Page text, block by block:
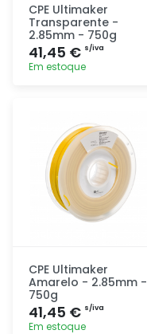
CPE Ultimaker
Transparente -
2.85mm - 750g
41,45 € s/iva
Em estoque
CPE Ultimaker
Amarelo - 2.85mm -
750g
41,45 € s/iva
Em estoque